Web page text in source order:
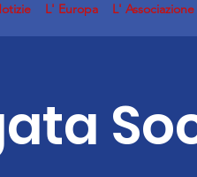
L' Europa L' Associazione